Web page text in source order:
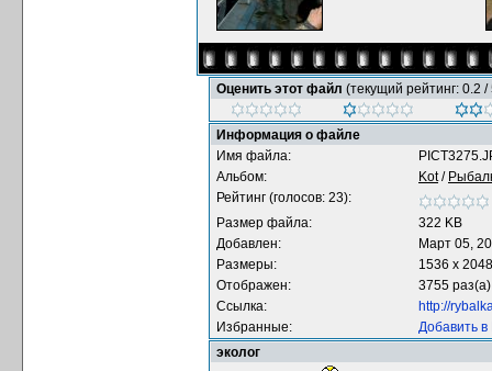
Оценить этот файл (текущий рейтинг: 0.2 /
Информация о файле
Имя файла:
Альбом:
Kot/
Рейтинг (голосов: 23):
Размер файла:
322 KB
Добавлен:
Март 05,
Размеры:
1536 x
Отображен:
3755 раз(а)
Ссылка:
http://
Избранные:
Добавить
эколог